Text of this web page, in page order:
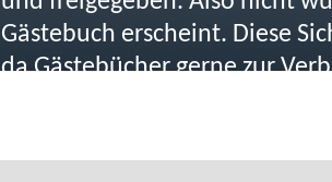
Gästebuch erscheint. Diese
da Gästebücher gerne zur